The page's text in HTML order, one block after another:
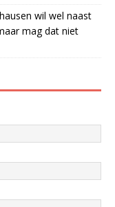
wil wel naast
mag dat niet